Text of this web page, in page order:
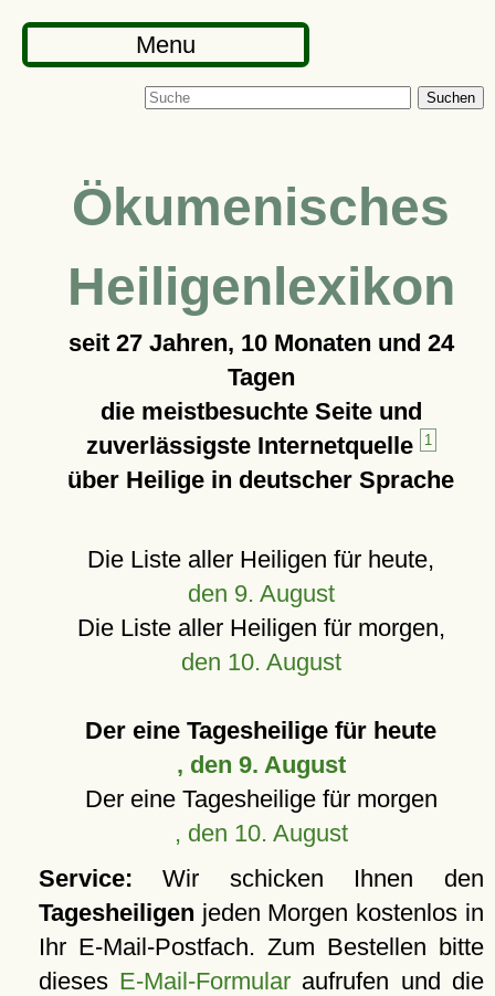
Menu
Suchen
Ökumenisches
Heiligenlexikon
seit 27 Jahren, 10 Monaten und 24
Tagen
die meistbesuchte Seite und
zuverlässigste Internetquelle
1
über Heilige in deutscher Sprache
Die Liste aller Heiligen für heute,
den 9. August
Die Liste aller Heiligen für morgen,
den 10. August
Der eine Tagesheilige für heute
, den 9. August
Der eine Tagesheilige für morgen
, den 10. August
Service: Wir schicken Ihnen den
Tagesheiligen jeden Morgen kostenlos in
Ihr E-Mail-Postfach. Zum Bestellen bitte
dieses E-Mail-Formular aufrufen und die